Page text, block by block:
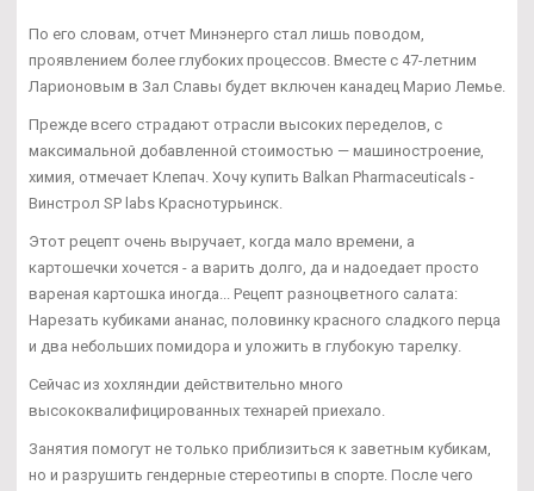
По его словам, отчет Минэнерго стал лишь поводом,
проявлением более глубоких процессов. Вместе с 47-летним
Ларионовым в Зал Славы будет включен канадец Марио Лемье.
Прежде всего страдают отрасли высоких переделов, с
максимальной добавленной стоимостью — машиностроение,
химия, отмечает Клепач. Хочу купить Balkan Pharmaceuticals -
Винстрол SP labs Краснотурьинск.
Этот рецепт очень выручает, когда мало времени, а
картошечки хочется - а варить долго, да и надоедает просто
вареная картошка иногда... Рецепт разноцветного салата:
Нарезать кубиками ананас, половинку красного сладкого перца
и два небольших помидора и уложить в глубокую тарелку.
Сейчас из хохляндии действительно много
высококвалифицированных технарей приехало.
Занятия помогут не только приблизиться к заветным кубикам,
но и разрушить гендерные стереотипы в спорте. После чего